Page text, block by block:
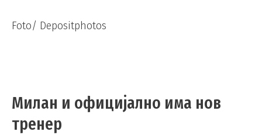
Foto/ Depositphotos
Милан и официјално има нов
тренер